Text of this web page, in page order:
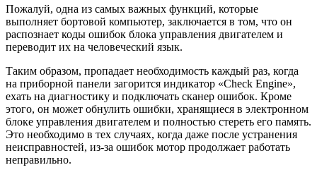
Пожалуй, одна из самых важных функций, которые
выполняет бортовой компьютер, заключается в том, что он
распознает коды ошибок блока управления двигателем и
переводит их на человеческий язык.
Таким образом, пропадает необходимость каждый раз, когда
на приборной панели загорится индикатор «Check Engine»,
ехать на диагностику и подключать сканер ошибок. Кроме
этого, он может обнулить ошибки, хранящиеся в электронном
блоке управления двигателем и полностью стереть его память.
Это необходимо в тех случаях, когда даже после устранения
неисправностей, из-за ошибок мотор продолжает работать
неправильно.